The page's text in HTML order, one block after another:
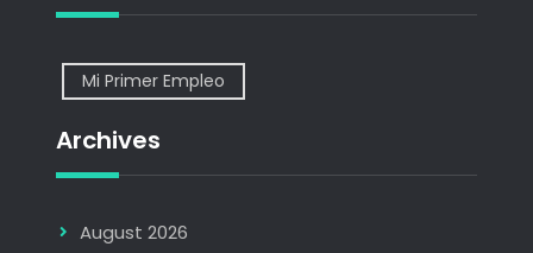
Mi Primer Empleo
Archives
August 2026